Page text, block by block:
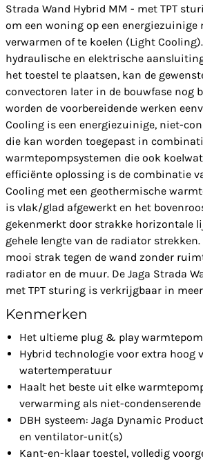
Strada Wand Hybrid MM - met TPT
om een woning op een energiezuinige
verwarmen of te koelen (Light
hydraulische en elektrische
het toestel te plaatsen, kan de
convectoren later in de bouwfase nog
worden de voorbereidende werken
Cooling is een energiezuinige, niet-
die kan worden toegepast in
warmtepompsystemen die ook
efficiënte oplossing is de combinatie
Cooling met een geothermische
is vlak/glad afgewerkt en het
gekenmerkt door strakke horizontale
gehele lengte van de radiator
mooi strak tegen de wand zonder
radiator en de muur. De Jaga Strada
met TPT sturing is verkrijgbaar in
Kenmerken
Het ultieme plug & play
Hybrid technologie voor extra hoog
watertemperatuur
Haalt het beste uit elke
verwarming als niet-
DBH systeem: Jaga Dynamic
en ventilator-unit(s)
Kant-en-klaar toestel, volledig